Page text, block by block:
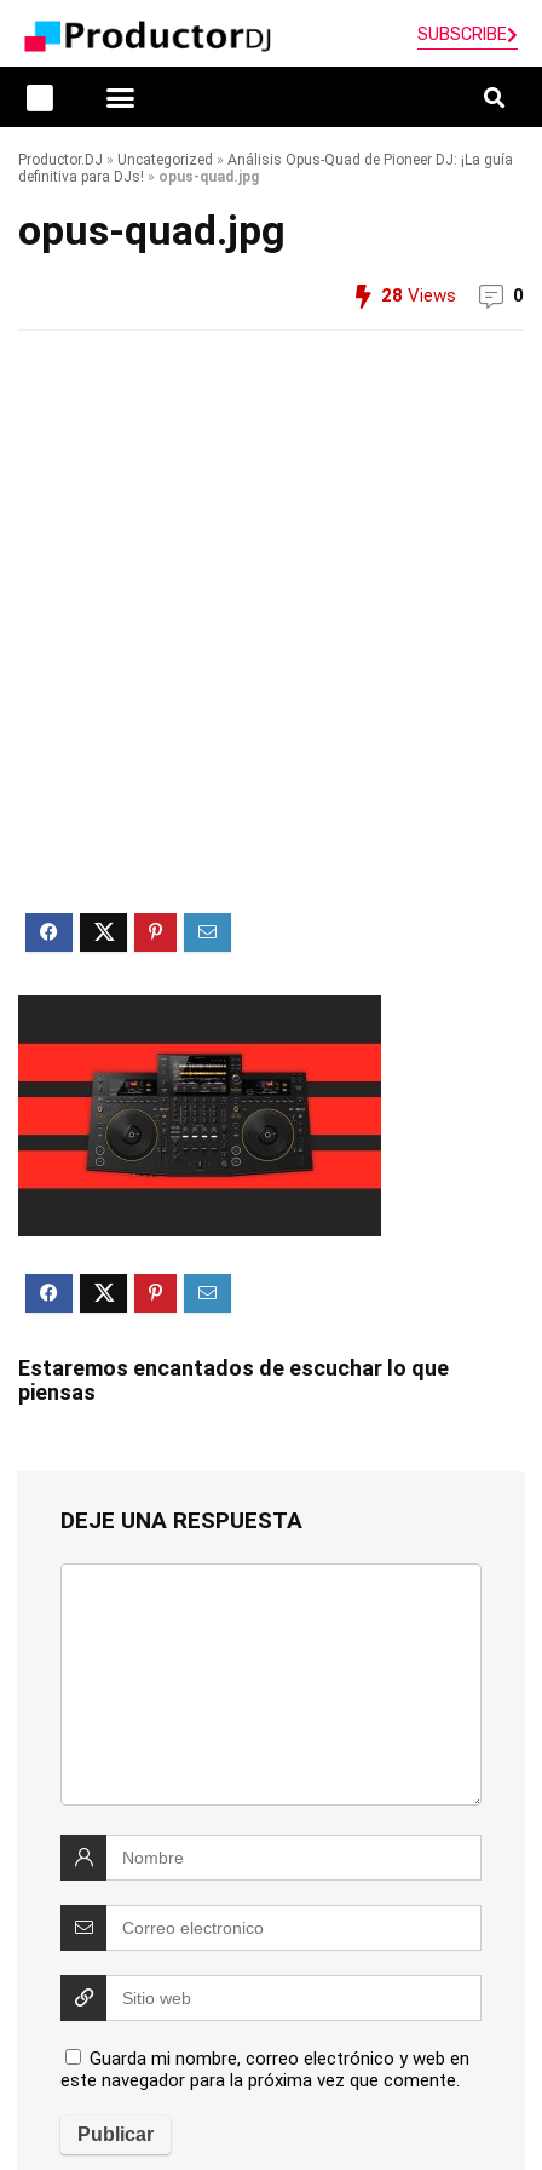
SUBSCRIBE
Productor.DJ » Uncategorized » Análisis Opus-Quad de Pioneer DJ: ¡La guía
definitiva para DJs! » opus-quad.jpg
opus-quad.jpg
28 Views 0
Estaremos encantados de escuchar lo que
piensas
DEJE UNA RESPUESTA
Guarda mi nombre, correo electrónico y web en
este navegador para la próxima vez que comente.